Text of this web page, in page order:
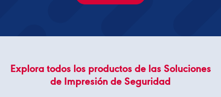
Explora todos los productos de las Soluciones
de Impresión de Seguridad